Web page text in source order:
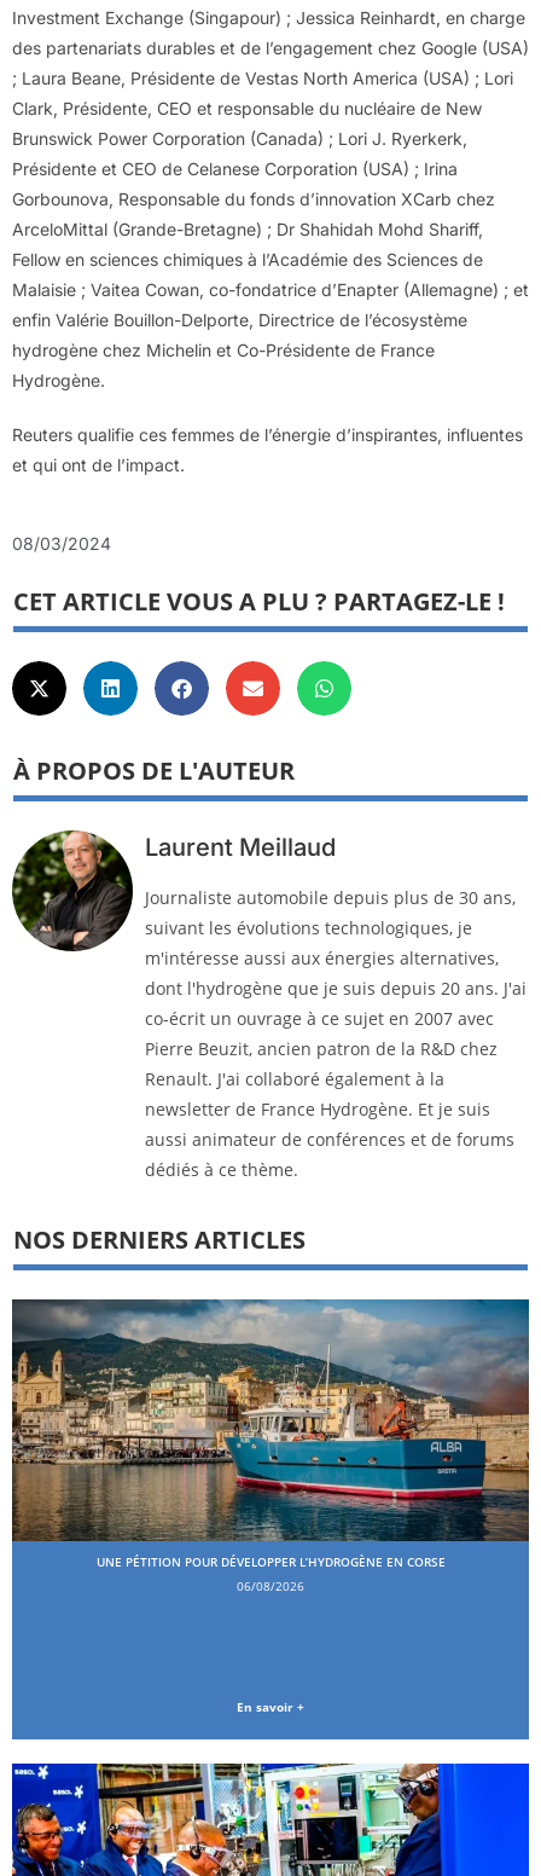
Investment Exchange (Singapour) ; Jessica Reinhardt, en charge
des partenariats durables et de l’engagement chez Google (USA)
; Laura Beane, Présidente de Vestas North America (USA) ; Lori
Clark, Présidente, CEO et responsable du nucléaire de New
Brunswick Power Corporation (Canada) ; Lori J. Ryerkerk,
Présidente et CEO de Celanese Corporation (USA) ; Irina
Gorbounova, Responsable du fonds d’innovation XCarb chez
ArceloMittal (Grande-Bretagne) ; Dr Shahidah Mohd Shariff,
Fellow en sciences chimiques à l’Académie des Sciences de
Malaisie ; Vaitea Cowan, co-fondatrice d’Enapter (Allemagne) ; et
enfin Valérie Bouillon-Delporte, Directrice de l’écosystème
hydrogène chez Michelin et Co-Présidente de France
Hydrogène.
Reuters qualifie ces femmes de l’énergie d’inspirantes, influentes
et qui ont de l’impact.
08/03/2024
CET ARTICLE VOUS A PLU ? PARTAGEZ-LE !
À PROPOS DE L'AUTEUR
Laurent Meillaud
Journaliste automobile depuis plus de 30 ans,
suivant les évolutions technologiques, je
m'intéresse aussi aux énergies alternatives,
dont l'hydrogène que je suis depuis 20 ans. J'ai
co-écrit un ouvrage à ce sujet en 2007 avec
Pierre Beuzit, ancien patron de la R&D chez
Renault. J'ai collaboré également à la
newsletter de France Hydrogène. Et je suis
aussi animateur de conférences et de forums
dédiés à ce thème.
NOS DERNIERS ARTICLES
UNE PÉTITION POUR DÉVELOPPER L’HYDROGÈNE EN CORSE
06/08/2026
En savoir +